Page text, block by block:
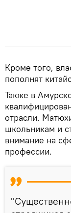
Кроме того,
пополнят
Также в
отрасли.
школьникам и
внимание на
профессии.